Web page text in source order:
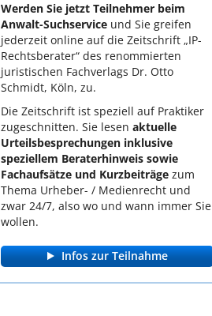
Werden Sie jetzt Teilnehmer beim
Anwalt-Suchservice und Sie greifen
jederzeit online auf die Zeitschrift „IP-
Rechtsberater“ des renommierten
juristischen Fachverlags Dr. Otto
Schmidt, Köln, zu.
Die Zeitschrift ist speziell auf Praktiker
zugeschnitten. Sie lesen aktuelle
Urteilsbesprechungen inklusive
speziellem Beraterhinweis sowie
Fachaufsätze und Kurzbeiträge zum
Thema Urheber- / Medienrecht und
zwar 24/7, also wo und wann immer Sie
wollen.
Infos zur Teilnahme